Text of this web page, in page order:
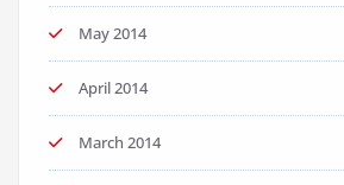
May 2014
April 2014
March 2014